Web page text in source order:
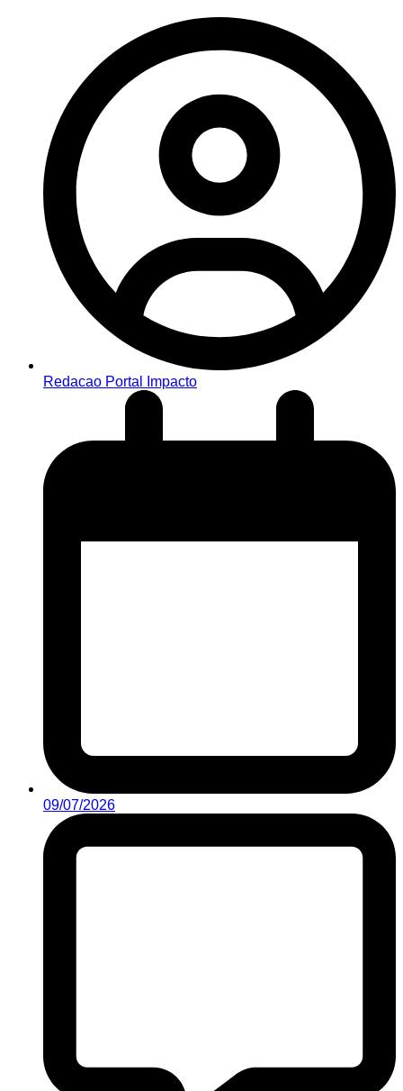
Redacao Portal Impacto
09/07/2026